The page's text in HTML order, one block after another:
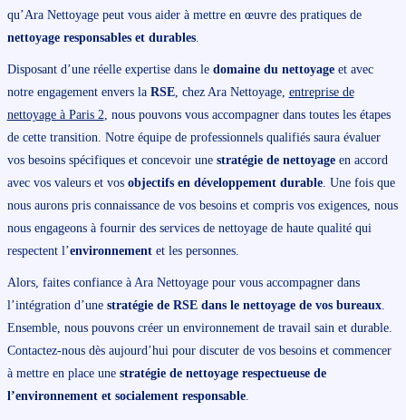
qu’Ara Nettoyage peut vous aider à mettre en œuvre des pratiques de
nettoyage responsables et durables.
Disposant d’une réelle expertise dans le domaine du nettoyageet avec
notre engagement envers la RSE, chez Ara Nettoyage, entreprise de
nettoyage à Paris 2 , nous pouvons vous accompagner dans toutes les étapes
de cette transition. Notre équipe de professionnels qualifiés saura évaluer
vos besoins spécifiques et concevoir une stratégie de nettoyage en accord
avec vos valeurs et vos objectifs en développement durable. Une fois que
nous aurons pris connaissance de vos besoins et compris vos exigences, nous
nous engageons à fournir des services de nettoyage de haute qualité qui
respectent l’environnementet les personnes.
Alors, faites confiance à Ara Nettoyage pour vous accompagner dans
l’intégration d’une stratégie de RSE dans le nettoyage de vos bureaux.
Ensemble, nous pouvons créer un environnement de travail sain et durable.
Contactez-nous dès aujourd’hui pour discuter de vos besoins et commencer
à mettre en place une stratégie de nettoyage respectueuse de
l’environnement et socialement responsable.